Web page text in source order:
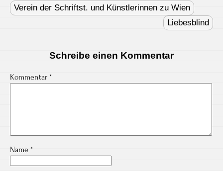
navigation
Verein der Schriftst. und Künstlerinnen zu Wien
Liebesblind
Schreibe einen Kommentar
Kommentar *
Name *